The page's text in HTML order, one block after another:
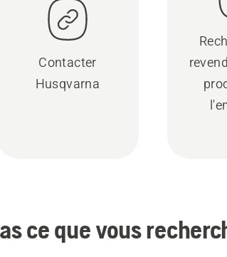
Contacter
Husqvarna
ce que vous